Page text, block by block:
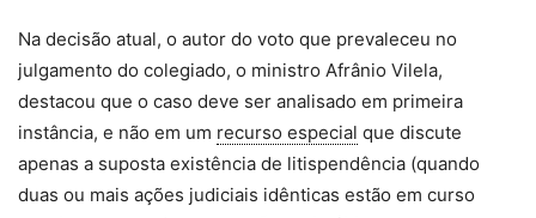
Na decisão atual, o autor do voto que prevaleceu no
julgamento do colegiado, o ministro Afrânio Vilela,
destacou que o caso deve ser analisado em primeira
instância, e não em um recurso especial que discute
apenas a suposta existência de litispendência (quando
duas ou mais ações judiciais idênticas estão em curso